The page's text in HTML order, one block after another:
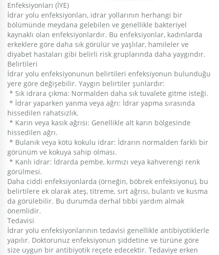
Enfeksiyonları (İYE)
İdrar yolu enfeksiyonları, idrar yollarının herhangi bir
bölümünde meydana gelebilen ve genellikle bakteriyel
kaynaklı olan enfeksiyonlardır. Bu enfeksiyonlar, kadınlarda
erkeklere göre daha sık görülür ve yaşlılar, hamileler ve
diyabet hastaları gibi belirli risk gruplarında daha yaygındır.
Belirtileri
İdrar yolu enfeksiyonunun belirtileri enfeksiyonun bulunduğu
yere göre değişebilir. Yaygın belirtiler şunlardır:
* Sık idrara çıkma: Normalden daha sık tuvalete gitme isteği.
* İdrar yaparken yanma veya ağrı: İdrar yapma sırasında
hissedilen rahatsızlık.
* Karın veya kasık ağrısı: Genellikle alt karın bölgesinde
hissedilen ağrı.
* Bulanık veya kötü kokulu idrar: İdrarın normalden farklı bir
görünüm ve kokuya sahip olması.
* Kanlı idrar: İdrarda pembe, kırmızı veya kahverengi renk
görülmesi.
Daha ciddi enfeksiyonlarda (örneğin, böbrek enfeksiyonu), bu
belirtilere ek olarak ateş, titreme, sırt ağrısı, bulantı ve kusma
da görülebilir. Bu durumda derhal tıbbi yardım almak
önemlidir.
Tedavisi
İdrar yolu enfeksiyonlarının tedavisi genellikle antibiyotiklerle
yapılır. Doktorunuz enfeksiyonun şiddetine ve türüne göre
size uygun bir antibiyotik reçete edecektir. Tedaviye erken